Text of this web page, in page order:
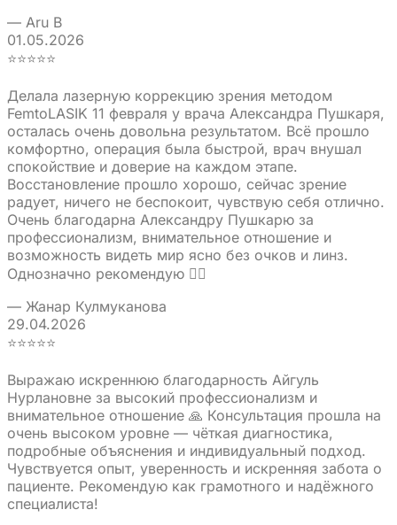
— Aru B
01.05.2026
⭐⭐⭐⭐⭐
Делала лазерную коррекцию зрения методом
FemtoLASIK 11 февраля у врача Александра Пушкаря,
осталась очень довольна результатом. Всё прошло
комфортно, операция была быстрой, врач внушал
спокойствие и доверие на каждом этапе.
Восстановление прошло хорошо, сейчас зрение
радует, ничего не беспокоит, чувствую себя отлично.
Очень благодарна Александру Пушкарю за
профессионализм, внимательное отношение и
возможность видеть мир ясно без очков и линз.
Однозначно рекомендую 👍🏼
— Жанар Кулмуканова
29.04.2026
⭐⭐⭐⭐⭐
Выражаю искреннюю благодарность Айгуль
Нурлановне за высокий профессионализм и
внимательное отношение 🙏 Консультация прошла на
очень высоком уровне — чёткая диагностика,
подробные объяснения и индивидуальный подход.
Чувствуется опыт, уверенность и искренняя забота о
пациенте. Рекомендую как грамотного и надёжного
специалиста!